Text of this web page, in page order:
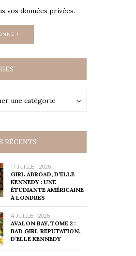
vos données privées.
une catégorie
RÉCENTS
17 JUILLET 2026
GIRL ABROAD, D’ELLE
KENNEDY : UNE
ÉTUDIANTE AMÉRICAINE
À LONDRES
4 JUILLET 2026
AVALON BAY, TOME 2 :
BAD GIRL REPUTATION,
D’ELLE KENNEDY